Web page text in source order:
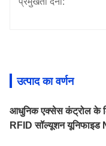
उत्पाद का वर्णन
आधुनिक एक्सेस कंट्रोल के
RFID सॉल्यूशन यूनिफाइड